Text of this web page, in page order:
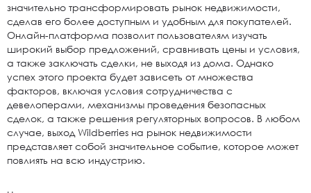
значительно трансформировать рынок недвижимости,
сделав его более доступным и удобным для покупателей.
Онлайн-платформа позволит пользователям изучать
широкий выбор предложений, сравнивать цены и условия,
а также заключать сделки, не выходя из дома. Однако
успех этого проекта будет зависеть от множества
факторов, включая условия сотрудничества с
девелоперами, механизмы проведения безопасных
сделок, а также решения регуляторных вопросов. В любом
случае, выход Wildberries на рынок недвижимости
представляет собой значительное событие, которое может
повлиять на всю индустрию.